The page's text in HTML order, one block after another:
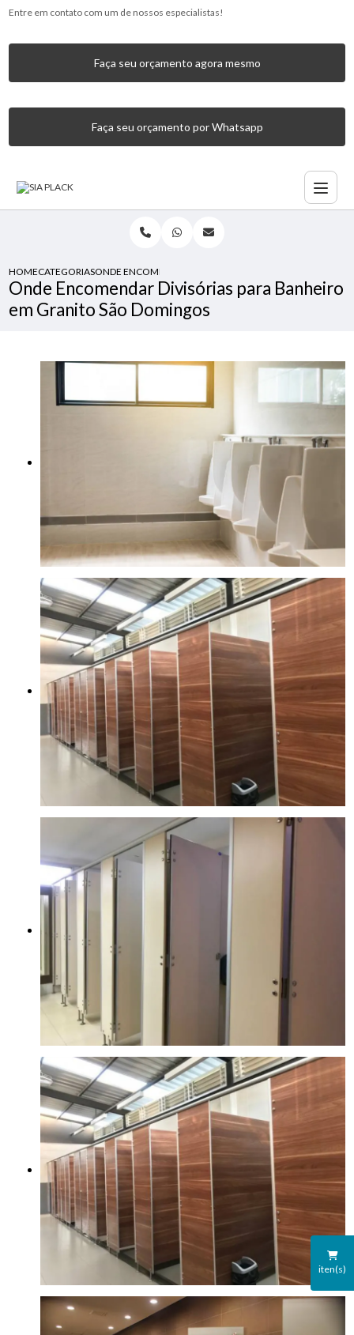
Entre em contato com um de nossos especialistas!
Faça seu orçamento agora mesmo
Faça seu orçamento por Whatsapp
iten(s)
HOMECATEGORIASONDE ENCOMENDAR DIVISÓRIAS PARA BANHEIRO EM
Onde Encomendar Divisórias para Banheiro
em Granito São Domingos